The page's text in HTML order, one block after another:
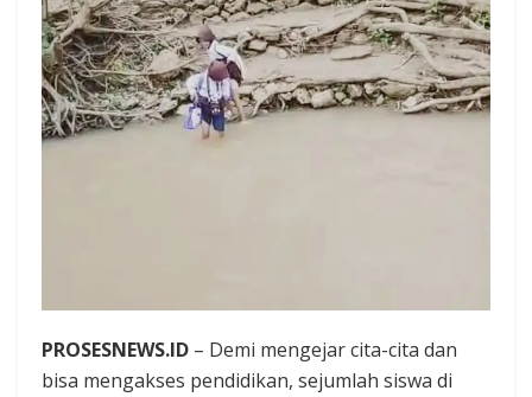
PROSESNEWS.ID – Demi mengejar cita-cita dan
bisa mengakses pendidikan, sejumlah siswa di